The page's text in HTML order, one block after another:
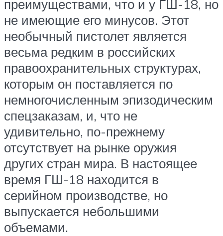
преимуществами, что и у ГШ-18, но
не имеющие его минусов. Этот
необычный пистолет является
весьма редким в российских
правоохранительных структурах,
которым он поставляется по
немногочисленным эпизодическим
спецзаказам, и, что не
удивительно, по-прежнему
отсутствует на рынке оружия
других стран мира. В настоящее
время ГШ-18 находится в
серийном производстве, но
выпускается небольшими
объемами.